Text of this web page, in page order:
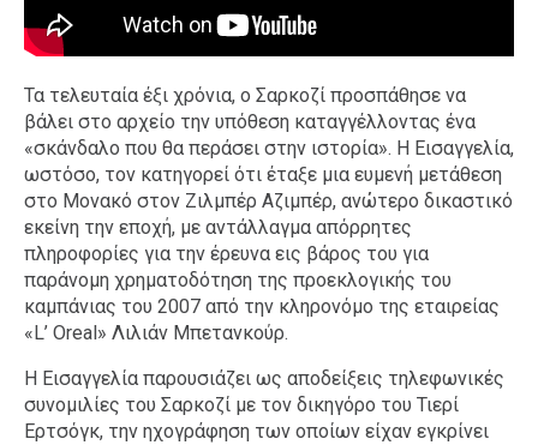
Τα τελευταία έξι χρόνια, ο Σαρκοζί προσπάθησε να
βάλει στο αρχείο την υπόθεση καταγγέλλοντας ένα
«σκάνδαλο που θα περάσει στην ιστορία». Η Εισαγγελία,
ωστόσο, τον κατηγορεί ότι έταξε μια ευμενή μετάθεση
στο Μονακό στον Ζιλμπέρ Αζιμπέρ, ανώτερο δικαστικό
εκείνη την εποχή, με αντάλλαγμα απόρρητες
πληροφορίες για την έρευνα εις βάρος του για
παράνομη χρηματοδότηση της προεκλογικής του
καμπάνιας του 2007 από την κληρονόμο της εταιρείας
«L’ Oreal» Λιλιάν Μπετανκούρ.
Η Εισαγγελία παρουσιάζει ως αποδείξεις τηλεφωνικές
συνομιλίες του Σαρκοζί με τον δικηγόρο του Τιερί
Ερτσόγκ, την ηχογράφηση των οποίων είχαν εγκρίνει